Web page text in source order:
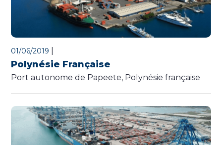
Polynésie Française
01/06/2019
Port autonome de Papeete, Polynésie française